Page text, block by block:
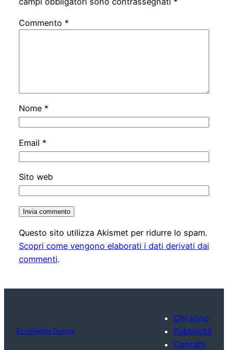
Commento *
Nome *
Email *
Sito web
Questo sito utilizza Akismet per ridurre lo spam.
Scopri come vengono elaborati i dati derivati dai
commenti.
Eccellente Donna
Chi sono
Pubblicità
Contatti